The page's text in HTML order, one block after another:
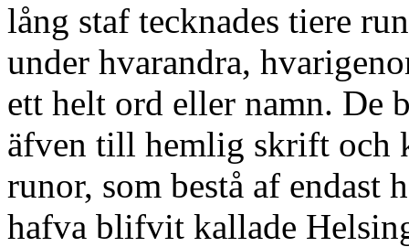
lång staf tecknades tiere
under hvarandra,
ett helt ord eller namn. De
äfven till hemlig skrift och
runor, som bestå af endast
hafva blifvit kallade